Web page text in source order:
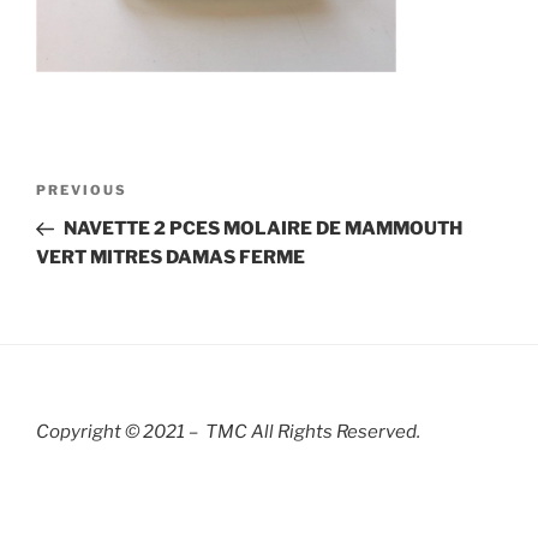
Previous
Post
PREVIOUS
NAVETTE 2 PCES MOLAIRE DE MAMMOUTH
VERT MITRES DAMAS FERME
Copyright © 2021 – TMC All Rights Reserved.